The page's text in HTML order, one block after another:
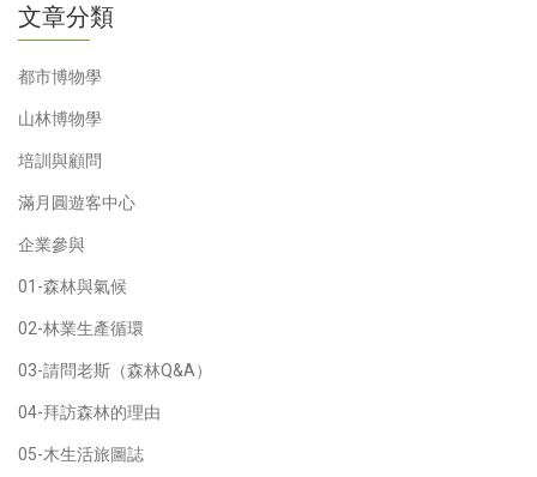
文章分類
都市博物學
山林博物學
培訓與顧問
滿月圓遊客中心
企業參與
01-森林與氣候
02-林業生產循環
03-請問老斯（森林Q&A）
04-拜訪森林的理由
05-木生活旅圖誌